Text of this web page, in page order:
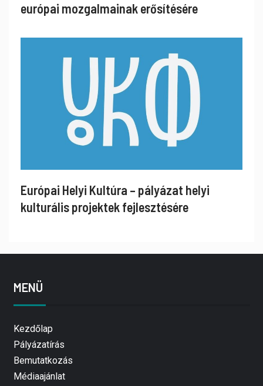
európai mozgalmainak erősítésére
Európai Helyi Kultúra – pályázat helyi
kulturális projektek fejlesztésére
MENÜ
Kezdőlap
Pályázatírás
Bemutatkozás
Médiaajánlat